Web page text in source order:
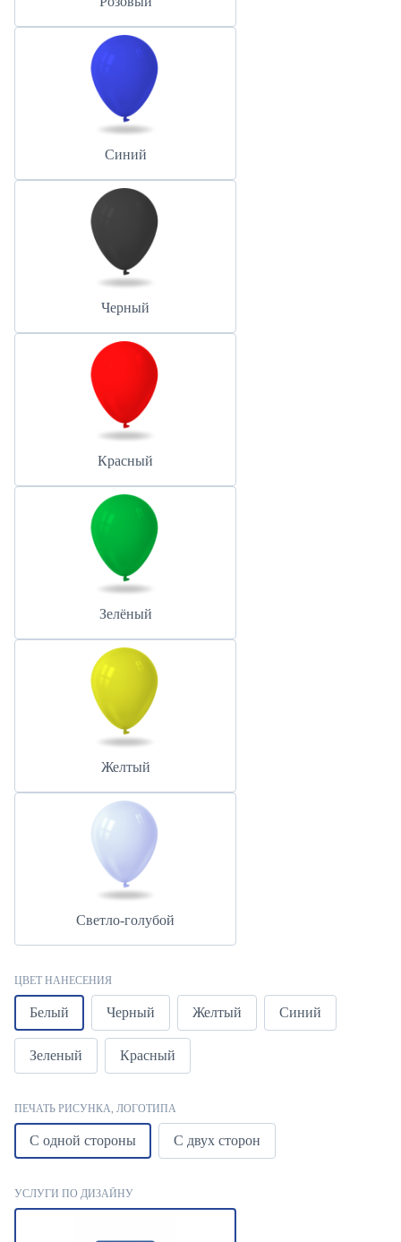
Синий
Черный
Красный
Зелёный
Желтый
Светло-голубой
ЦВЕТ НАНЕСЕНИЯ
Белый Черный Желтый Синий
Зеленый Красный
ПЕЧАТЬ РИСУНКА, ЛОГОТИПА
С одной стороны С двух сторон
УСЛУГИ ПО ДИЗАЙНУ